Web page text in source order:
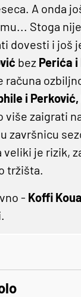
A onda
Stoga
dovesti i još
bez Perića
računa
i Perković,
više zaigrati
završnicu
je rizik,
tržišta.
- Koffi